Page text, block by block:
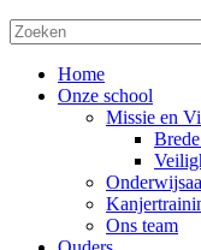
Home
Onze school
Missie en
Ons team